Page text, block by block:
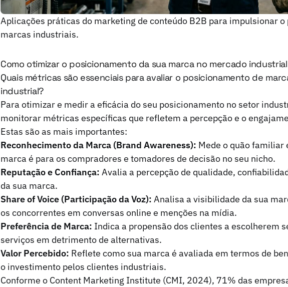
Aplicações práticas do marketing de conteúdo B2B para impulsionar
marcas industriais.
Como otimizar o posicionamento da sua marca no mercado
Quais métricas são essenciais para avaliar o posicionamento de
industrial?
Para otimizar e medir a eficácia do seu posicionamento no setor
monitorar métricas específicas que refletem a percepção e o
Estas são as mais importantes:
Reconhecimento da Marca (Brand Awareness): Mede o quão familiar
marca é para os compradores e tomadores de decisão no seu nicho.
Reputação e Confiança: Avalia a percepção de qualidade,
da sua marca.
Share of Voice (Participação da Voz): Analisa a visibilidade da sua
os concorrentes em conversas online e menções na mídia.
Preferência de Marca: Indica a propensão dos clientes a escolherem
serviços em detrimento de alternativas.
Valor Percebido: Reflete como sua marca é avaliada em termos de
o investimento pelos clientes industriais.
Conforme o Content Marketing Institute (CMI, 2024), 71% das